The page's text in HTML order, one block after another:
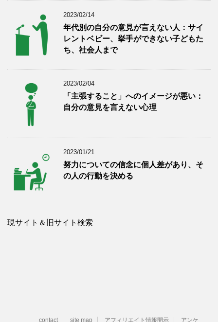
2023/02/14
年代別の自分の意見が言えない人：サイ
レントベビー、挙手ができない子どもた
ち、社会人まで
2023/02/04
「主張すること」へのイメージが悪い：
自分の意見を言えない心理
2023/01/21
努力についての信念に個人差があり、そ
の人の行動を決める
現サイト＆旧サイト検索
contact site map アフィリエイト情報開示 アンケ